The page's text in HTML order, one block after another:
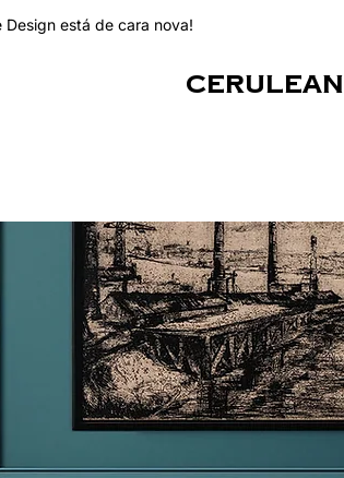
Design está de cara nova!
CERULEAN